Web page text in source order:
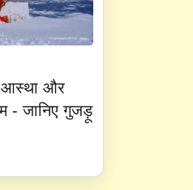
आस्था और
- जानिए गुजड़ू